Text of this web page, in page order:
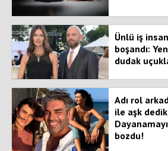
Ünlü iş
boşandı:
dudak
Adı rol
ile aşk
bozdu!